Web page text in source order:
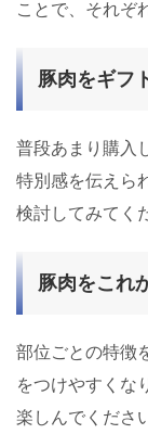
ことで、それぞ
豚肉をギフ
普段あまり購入
特別感を伝えら
検討してみてく
豚肉をこれ
部位ごとの特徴
をつけやすくな
楽しんでくださ